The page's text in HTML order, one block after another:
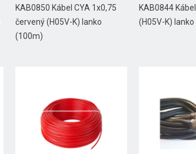
(100m)
KAB0850 Kábel CYA 1x0,75
červený (H05V-K) lanko
(100m)
KAB0844
(H05V-K)